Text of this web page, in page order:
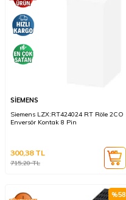
SİEMENS
Siemens LZX:RT424024 RT Röle 2CO
Enversör Kontak 8 Pin
715,20TL
300,38TL
%58